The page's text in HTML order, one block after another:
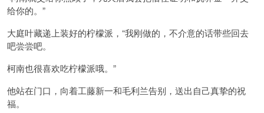
给你的。”
大庭叶藏递上装好的柠檬派，“我刚做的，不介意的话带些回去
吧尝尝吧。
柯南也很喜欢吃柠檬派哦。”
他站在门口，向着工藤新一和毛利兰告别，送出自己真挚的祝
福。